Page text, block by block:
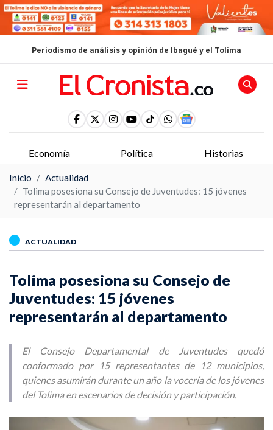
Periodismo de análisis y opinión de Ibagué y el Tolima
Economía Política Historias
Inicio
Actualidad
Tolima posesiona su Consejo de Juventudes: 15 jóvenes
representarán al departamento
ACTUALIDAD
Tolima posesiona su Consejo de
Juventudes: 15 jóvenes
representarán al departamento
El Consejo Departamental de Juventudes quedó
conformado por 15 representantes de 12 municipios,
quienes asumirán durante un año la vocería de los jóvenes
del Tolima en escenarios de decisión y participación.